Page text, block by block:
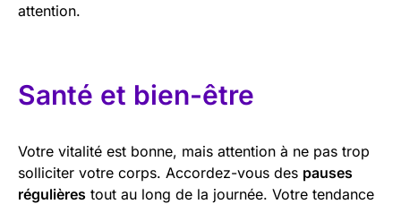
attention.
Santé et bien-être
Votre vitalité est bonne, mais attention à ne pas trop
solliciter votre corps. Accordez-vous des pauses
régulières tout au long de la journée. Votre tendance